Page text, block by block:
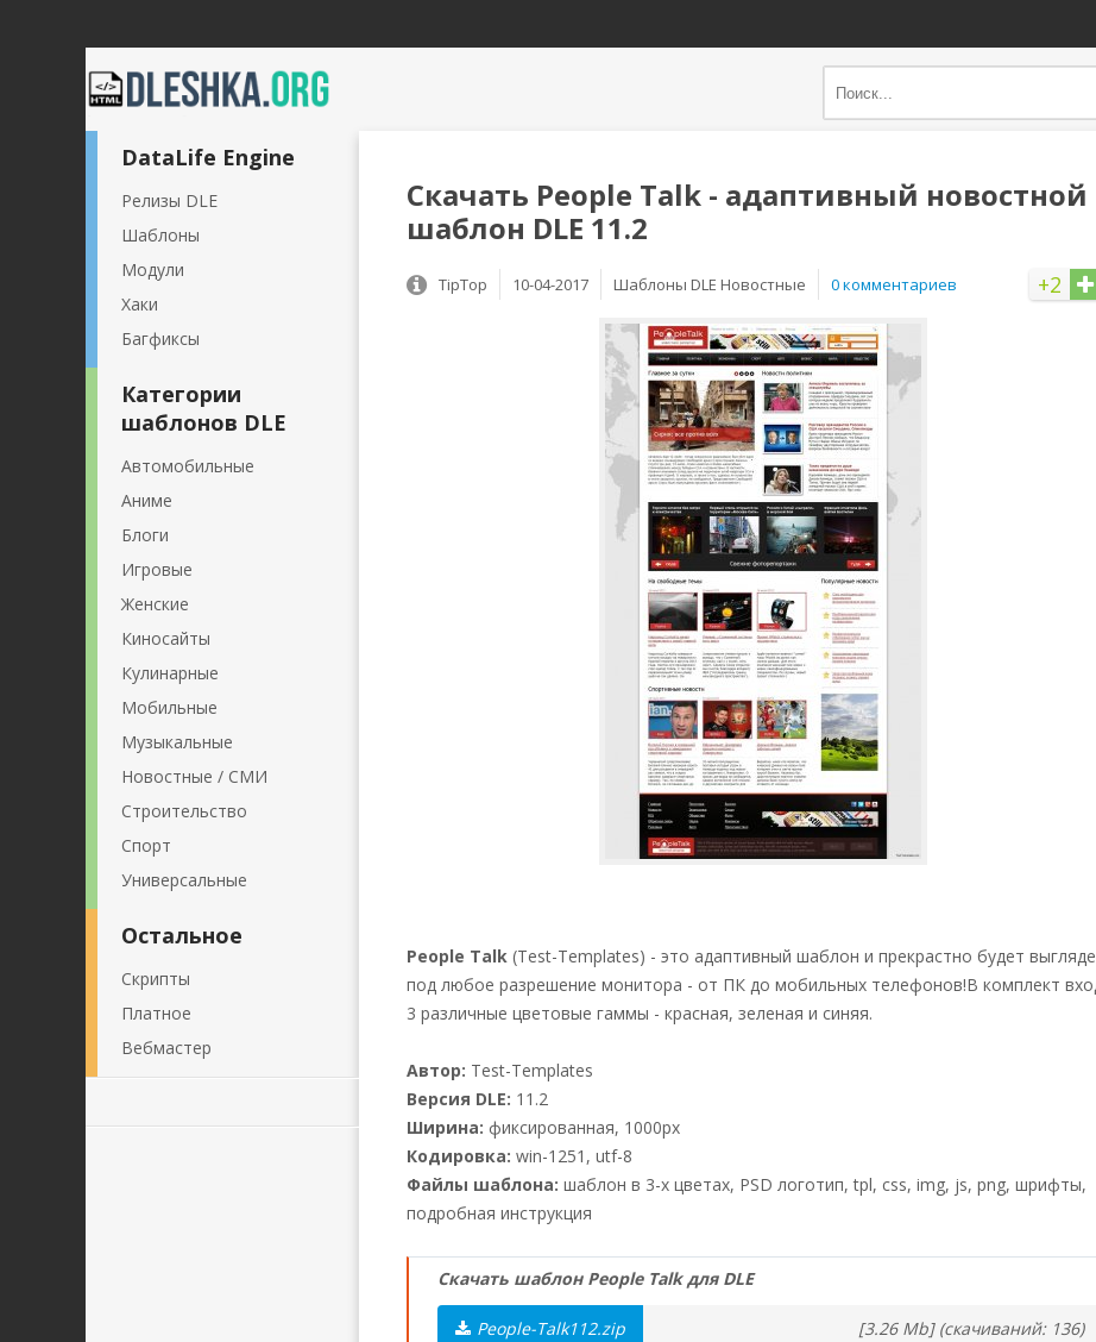
Скачать People Talk - адаптивный новостной
шаблон DLE 11.2
+2
TipTop 10-04-2017 Шаблоны DLE Новостные 0 комментариев
People Talk (Test-Templates) - это адаптивный шаблон и прекрастно будет
под любое разрешение монитора - от ПК до мобильных телефонов!В комплект
3 различные цветовые гаммы - красная, зеленая и синяя.
Автор: Test-Templates
Версия DLE: 11.2
Ширина: фиксированная, 1000px
Кодировка: win-1251, utf-8
Файлы шаблона: шаблон в 3-х цветах, PSD логотип, tpl, css, img, js, png, шрифты,
подробная инструкция
Скачать шаблон People Talk для DLE
People-Talk112.zip [3.26 Mb] (cкачиваний: 136)
DataLife Engine
Релизы DLE
Шаблоны
Модули
Хаки
Багфиксы
Категории
шаблонов DLE
Автомобильные
Аниме
Блоги
Игровые
Женские
Киносайты
Кулинарные
Мобильные
Музыкальные
Новостные / СМИ
Строительство
Спорт
Универсальные
Остальное
Скрипты
Платное
Вебмастер